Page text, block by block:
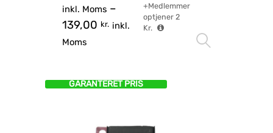
inkl. Moms –
139,00 kr. inkl.
Moms
+Medlemmer
optjener 2
Kr.
GARANTERET PRIS